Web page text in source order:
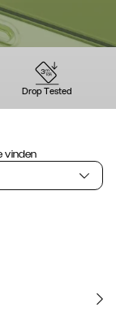
Drop Tested
vinden